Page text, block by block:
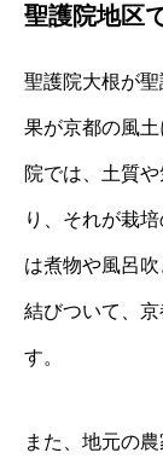
聖護院地区
聖護院大根が
果が京都の風
院では、土質
り、それが栽
は煮物や風呂
結びついて、
す。
また、地元の